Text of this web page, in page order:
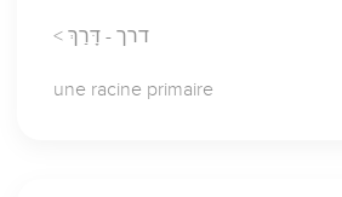
< דרך - דָּרַךְ
une racine primaire